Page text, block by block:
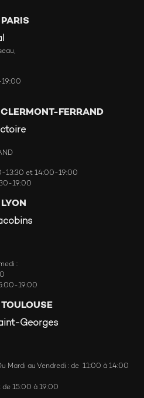
19:00
FERRAND
13:30 et 14:00-19:00
19:00
:
19:00
Georges
Mardi au Vendredi : de 11:00 à 14:00
15:00 à 19:00